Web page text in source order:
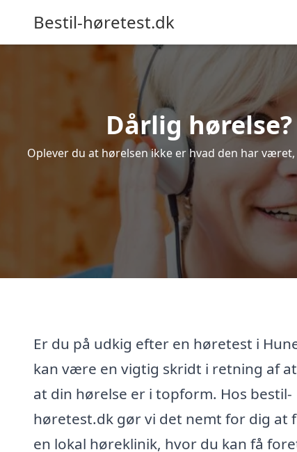
Bestil-høretest.dk
Dårlig
Oplever du at hørelsen ikke er hvad den har
Er du på udkig efter en høretest i
kan være en vigtig skridt i retning af
at din hørelse er i topform. Hos bestil-
høretest.dk gør vi det nemt for dig at
en lokal høreklinik, hvor du kan få